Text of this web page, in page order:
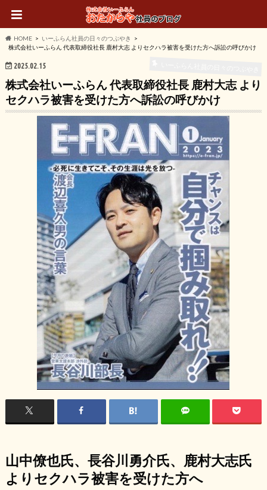
HOME
いーふらん社員の日々のつぶやき
株式会社いーふらん 代表取締役社長 鹿村大志 よりセクハラ被害を受けた方へ訴訟の呼びかけ
2025.02.15
株式会社いーふらん 代表取締役社長 鹿村大志 より
セクハラ被害を受けた方へ訴訟の呼びかけ
山中僚也氏、長谷川勇介氏、鹿村大志氏
よりセクハラ被害を受けた方へ